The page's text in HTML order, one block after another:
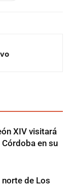
XIV visitará
en su
de Los